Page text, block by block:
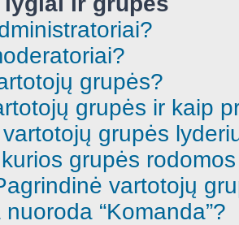
grupės?
grupės ir kaip
grupės
grupės
vartotojų
“Komanda”?